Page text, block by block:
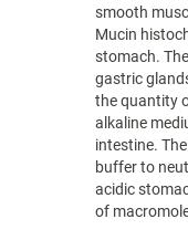
smooth
Mucin
stomach.
gastric
the quantity
alkaline
intestine.
buffer to
acidic
of